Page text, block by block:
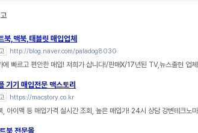
북,맥북,태블릿 매입업체
http://blog.naver.com/paladog8030
에 빠르고 편안한 매입! 저희가 삽니다!/판매X/17년된 TV,뉴스출현 업
기기 매입전문 맥스토리
https://macstory.co.kr
, 아이맥 등 매입가격 실시간 조회, 높은 매입가! 24시 상담 강변테크노
북 전문몰